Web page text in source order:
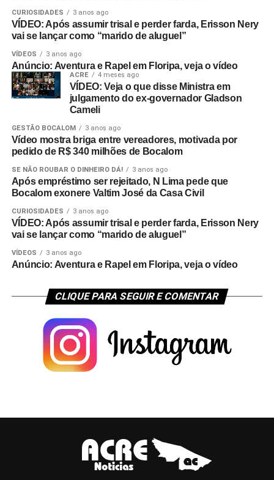
CURIOSIDADES 3 anos ago
VÍDEO: Após assumir trisal e perder farda, Erisson Nery
vai se lançar como “marido de aluguel”
VÍDEOS 3 anos ago
Anúncio: Aventura e Rapel em Floripa, veja o vídeo
ACRE 4 meses ago
VÍDEO: Veja o que disse Ministra em
julgamento do ex-governador Gladson
Cameli
GESTÃO BOCALOM 3 anos ago
Vídeo mostra briga entre vereadores, motivada por
pedido de R$ 340 milhões de Bocalom
SE NÃO ROUBAR O DINHEIRO DÁ! 3 anos ago
Após empréstimo ser rejeitado, N Lima pede que
Bocalom exonere Valtim José da Casa Civil
CURIOSIDADES 3 anos ago
VÍDEO: Após assumir trisal e perder farda, Erisson Nery
vai se lançar como “marido de aluguel”
VÍDEOS 3 anos ago
Anúncio: Aventura e Rapel em Floripa, veja o vídeo
CLIQUE PARA SEGUIR E COMENTAR